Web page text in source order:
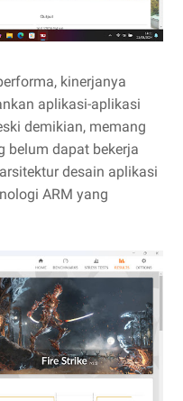
kinerjanya
aplikasi-aplikasi
demikian, memang
belum dapat bekerja
desain aplikasi
ARM yang